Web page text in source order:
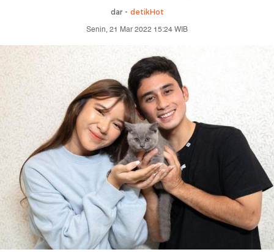
dar - detikHot
Senin, 21 Mar 2022 15:24 WIB